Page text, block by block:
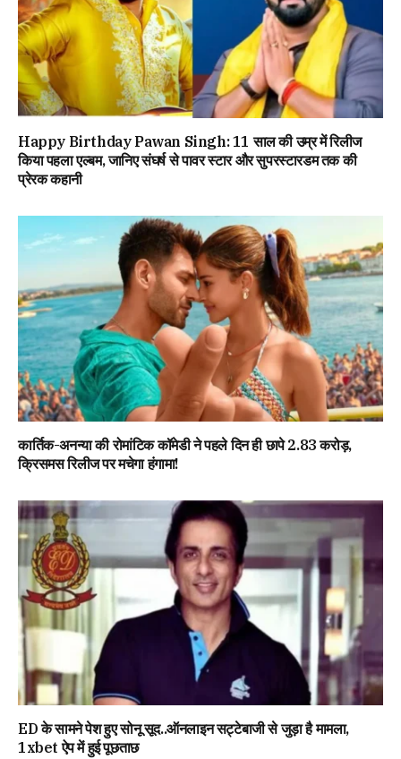
Happy Birthday Pawan Singh: 11 साल की उम्र में रिलीज
किया पहला एल्बम, जानिए संघर्ष से पावर स्टार और सुपरस्टारडम तक की
प्रेरक कहानी
कार्तिक-अनन्या की रोमांटिक कॉमेडी ने पहले दिन ही छापे 2.83 करोड़,
क्रिसमस रिलीज पर मचेगा हंगामा!
ED के सामने पेश हुए सोनू सूद..ऑनलाइन सट्टेबाजी से जुड़ा है मामला,
1xbet ऐप में हुई पूछताछ